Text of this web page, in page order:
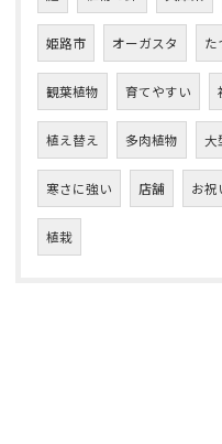
姫路市 オーガスタ た
観葉植物 育てやすい
植え替え 多肉植物 大
寒さに強い 店舗 お祝
植栽